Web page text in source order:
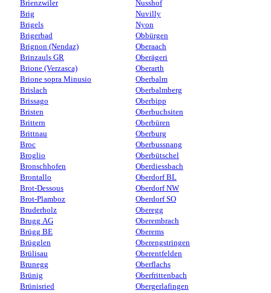
Brienzwiler
Brig
Brigels
Brigerbad
Brignon (Nendaz)
Brinzauls GR
Brione (Verzasca)
Brione sopra Minusio
Brislach
Brissago
Bristen
Brittern
Brittnau
Broc
Broglio
Bronschhofen
Brontallo
Brot-Dessous
Brot-Plamboz
Bruderholz
Brugg AG
Brügg BE
Brügglen
Brülisau
Brunegg
Brünig
Brünisried
Nusshof
Nuvilly
Nyon
Obbürgen
Oberaach
Oberägeri
Oberarth
Oberbalm
Oberbalmberg
Oberbipp
Oberbuchsiten
Oberbüren
Oberburg
Oberbussnang
Oberbütschel
Oberdiessbach
Oberdorf BL
Oberdorf NW
Oberdorf SO
Oberegg
Oberembrach
Oberems
Oberengstringen
Oberentfelden
Oberflachs
Oberfrittenbach
Obergerlafingen